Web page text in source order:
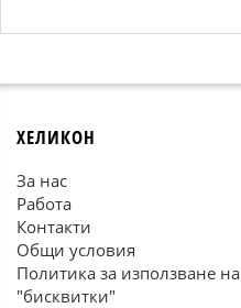
ХЕЛИКОН
За нас
Работа
Контакти
Общи условия
Политика за използване на
"бисквитки"